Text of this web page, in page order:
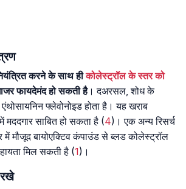
करने के साथ हीकोलेस्ट्रॉल के स्तर को
फायदेमंद हो सकती है। दअरसल, शोध के
फ्लेवोनोइड होता है। यह खराब
मददगार साबित हो सकता है (4)। एक अन्य रिसर्च
मौजूद बायोएक्टिव कंपाउंड से ब्लड कोलेस्ट्रॉल
मिल सकती है (1)।